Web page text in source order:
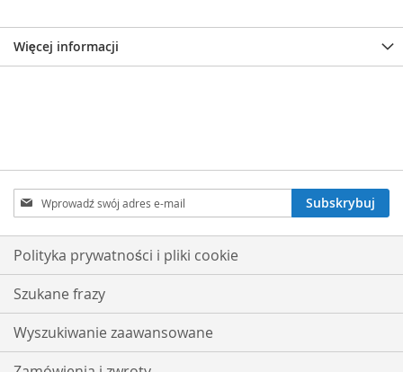
Więcej informacji
Subskrybuj
nasz
newsletter:
Subskrybuj
Polityka prywatności i pliki cookie
Szukane frazy
Wyszukiwanie zaawansowane